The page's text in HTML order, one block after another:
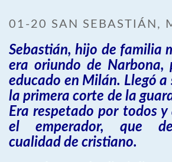
01-20 SAN SEBASTIÁN,
Sebastián, hijo de familia
era oriundo de Narbona,
educado en Milán. Llegó a
la primera corte de la
Era respetado por todos
el emperador, que
cualidad de cristiano.